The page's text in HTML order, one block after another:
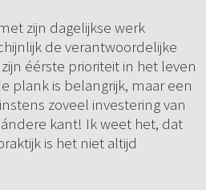
zijn dagelijkse werk
de verantwoordelijke
éérste prioriteit in het leven
plank is belangrijk, maar een
zoveel investering van
kant! Ik weet het, dat
is het niet altijd